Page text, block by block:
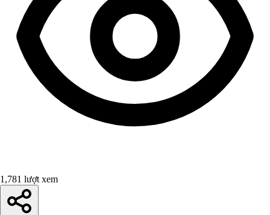
1,781 lượt xem